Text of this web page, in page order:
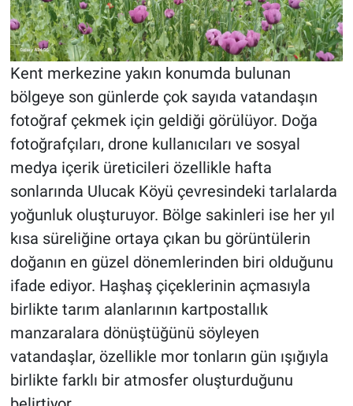
Kent merkezine yakın konumda bulunan
bölgeye son günlerde çok sayıda vatandaşın
fotoğraf çekmek için geldiği görülüyor. Doğa
fotoğrafçıları, drone kullanıcıları ve sosyal
medya içerik üreticileri özellikle hafta
sonlarında Ulucak Köyü çevresindeki tarlalarda
yoğunluk oluşturuyor. Bölge sakinleri ise her yıl
kısa süreliğine ortaya çıkan bu görüntülerin
doğanın en güzel dönemlerinden biri olduğunu
ifade ediyor. Haşhaş çiçeklerinin açmasıyla
birlikte tarım alanlarının kartpostallık
manzaralara dönüştüğünü söyleyen
vatandaşlar, özellikle mor tonların gün ışığıyla
birlikte farklı bir atmosfer oluşturduğunu